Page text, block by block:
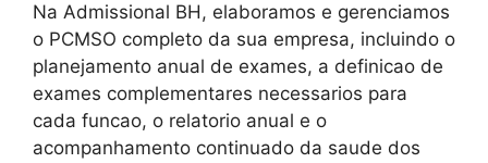
Na Admissional BH, elaboramos e gerenciamos
o PCMSO completo da sua empresa, incluindo o
planejamento anual de exames, a definicao de
exames complementares necessarios para
cada funcao, o relatorio anual e o
acompanhamento continuado da saude dos